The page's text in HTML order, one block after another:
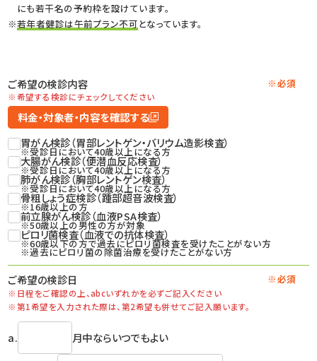
にも若干名の予約枠を設けています。
若年者健診は午前プラン不可となっています。
ご希望の検診内容 ※必須
※希望する検診にチェックしてください
料金・対象者・内容を確認する
胃がん検診（胃部レントゲン・バリウム造影検査）
※受診日において40歳以上になる方
大腸がん検診（便潜血反応検査）
※受診日において40歳以上になる方
肺がん検診（胸部レントゲン検査）
※受診日において40歳以上になる方
骨粗しょう症検診（踵部超音波検査）
※16歳以上の方
前立腺がん検診（血液PSA検査）
※50歳以上の男性の方が対象
ピロリ菌検査（血液での抗体検査）
※60歳以下の方で過去にピロリ菌検査を受けたことがない方
※過去にピロリ菌の除菌治療を受けたことがない方
ご希望の検診日 ※必須
※日程をご確認の上、abcいずれかを必ずご記入ください
※第1希望を入力された際は、 第2希望も併せてご記入願います。
a. 月中ならいつでもよい